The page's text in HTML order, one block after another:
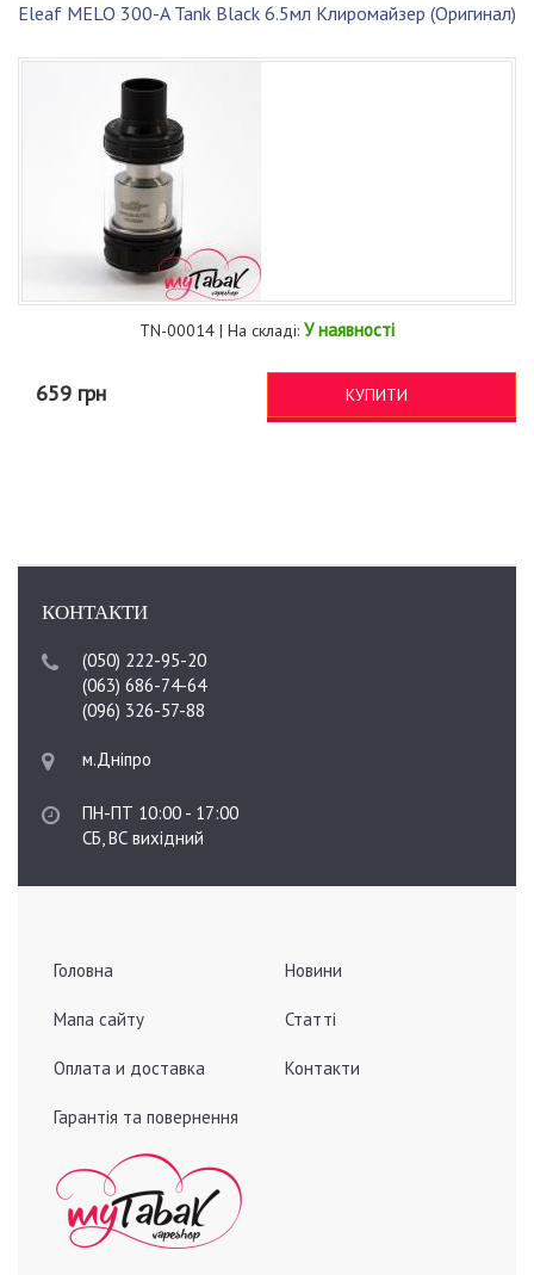
Eleaf MELO 300-A Tank Black 6.5мл Клиромайзер (Оригинал)
TN-00014 | На складі: У наявності
659 грн КУПИТИ
КОНТАКТИ
(050) 222-95-20
(063) 686-74-64
(096) 326-57-88
м.Дніпро
ПН-ПТ 10:00 - 17:00
СБ, ВС вихідний
Головна
Мапа сайту
Оплата и доставка
Гарантія та повернення
Новини
Статті
Контакти